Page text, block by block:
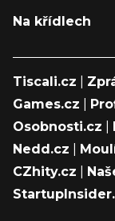
Na křídlech
Tiscali.cz
Games.cz
Osobnosti.cz
Nedd.cz
CZhity.cz